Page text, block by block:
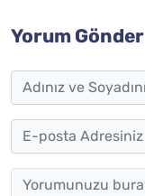
Yorum Gönder